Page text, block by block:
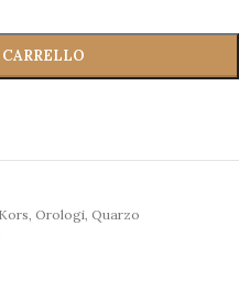
, Orologi, Quarzo